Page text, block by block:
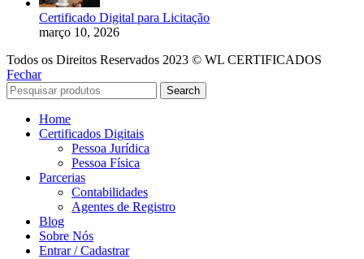
Certificado Digital para Licitação
março 10, 2026
Todos os Direitos Reservados 2023 © WL CERTIFICADOS
Fechar
Search
Home
Certificados Digitais
Pessoa Jurídica
Pessoa Física
Parcerias
Contabilidades
Agentes de Registro
Blog
Sobre Nós
Entrar / Cadastrar